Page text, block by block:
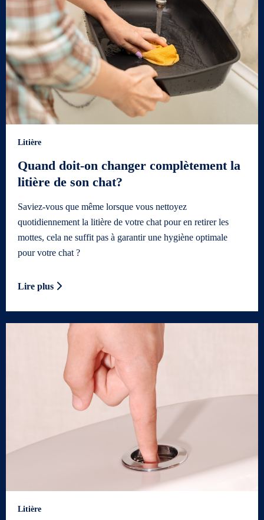
Litière
Quand doit-on changer complètement la
litière de son chat?
Saviez-vous que même lorsque vous nettoyez
quotidiennement la litière de votre chat pour en retirer les
mottes, cela ne suffit pas à garantir une hygiène optimale
pour votre chat ?
Lire plus
Litière